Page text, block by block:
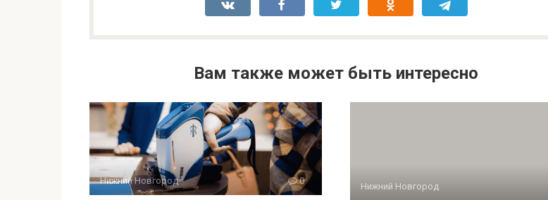
Вам также может быть интересно
Нижний Новгород 0
Нижний Новгород